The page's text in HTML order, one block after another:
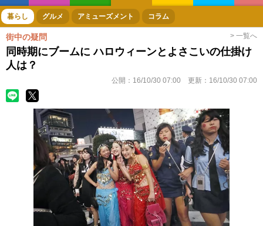
ボートレース 競輪 オートレース
暮らし グルメ アミューズメント コラム
街中の疑問 > 一覧へ
同時期にブームに ハロウィーンとよさこいの仕掛け
人は？
公開： 16/10/30 07:00 更新： 16/10/30 07:00